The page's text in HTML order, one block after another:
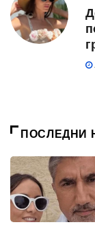
ПОСЛЕДНИ